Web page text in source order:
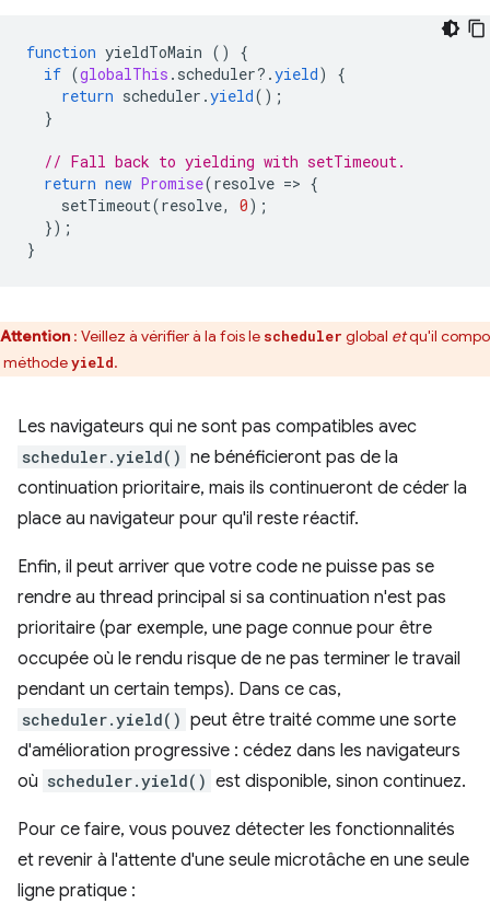
function yieldToMain ()
{
if (globalThis . scheduler? .yield)
{
return scheduler .yield();
}
// Fall back to yielding with setTimeout.
return new Promise(resolve => {
setTimeout(resolve, 0);
});
}
Attention : Veillez à vérifier à la fois le scheduler global etqu'il
méthodeyield.
Les navigateurs qui ne sont pas compatibles avec
scheduler.yield() ne bénéficieront pas de la
continuation prioritaire, mais ils continueront de céder la
place au navigateur pour qu'il reste réactif.
Enfin, il peut arriver que votre code ne puisse pas se
rendre au thread principal si sa continuation n'est pas
prioritaire (par exemple, une page connue pour être
occupée où le rendu risque de ne pas terminer le travail
pendant un certain temps). Dans ce cas,
scheduler.yield() peut être traité comme une sorte
d'amélioration progressive : cédez dans les navigateurs
où scheduler.yield() est disponible, sinon continuez.
Pour ce faire, vous pouvez détecter les fonctionnalités
et revenir à l'attente d'une seule microtâche en une seule
ligne pratique :